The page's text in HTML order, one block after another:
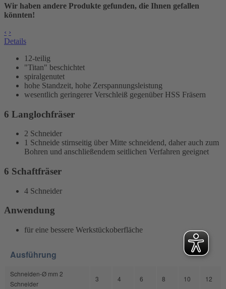
Wir haben andere Produkte gefunden, die Ihnen gefallen
könnten!
‹ ›
Details
12-teilig
"Titan" beschichtet
spiralgenutet
hohe Standzeit, hohe Zerspannungsleistung
wesentlich geringerer Verschleiß gegenüber HSS Fräsern
6 Langlochfräser
2 Schneider
1 Schneide stirnseitig über Mitte schneidend, daher auch zum
Bohren und anschließendem seitlichen Verfahren geeignet
6 Schaftfräser
4 Schneider
Anwendung
für eine bessere Werkstückoberfläche
Ausführung
Schneiden-Ø mm 2
Schneider
3 4 6 8 10 12